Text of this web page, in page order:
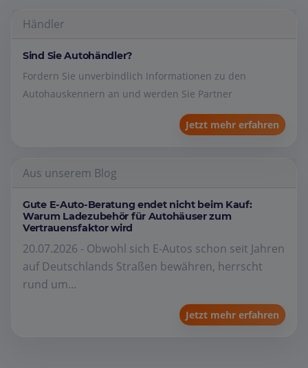
Händler
Sind Sie Autohändler?
Fordern Sie unverbindlich Informationen zu den
Autohauskennern an und werden Sie Partner
Jetzt mehr erfahren
Aus unserem Blog
Gute E-Auto-Beratung endet nicht beim Kauf:
Warum Ladezubehör für Autohäuser zum
Vertrauensfaktor wird
20.07.2026 - Obwohl sich E-Autos schon seit Jahren
auf Deutschlands Straßen bewähren, herrscht
rund um...
Jetzt mehr erfahren